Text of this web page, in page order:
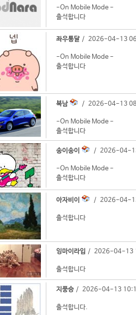
-On Mobile Mode -
출석합니다
좌우통달 / 2026-04-13
-On Mobile Mode -
출석합니다
복남 / 2026-04-13
-On Mobile Mode -
출석합니다
송이송이 / 2026-04-
-On Mobile Mode -
출석합니다
아자비이 / 2026-04-
출석합니다
잉마이라입 / 2026-04-13
출석합니다
지풍승 / 2026-04-13
출석합니다.